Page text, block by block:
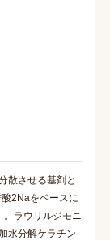
散させる基剤と
2Naをベースに
ラウリルジモニ
水分解ケラチン